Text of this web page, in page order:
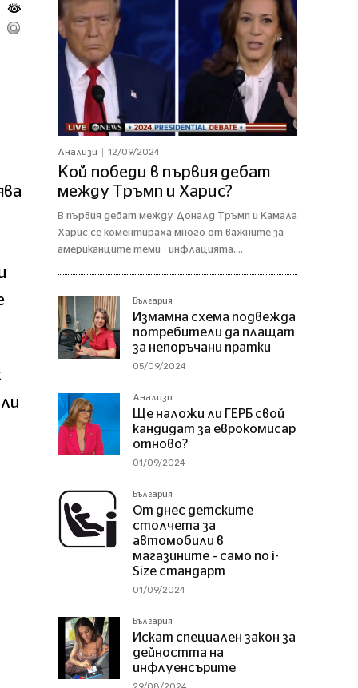
Анализи 12/09/2024
Кой победи в първия дебат
между Тръмп и Харис?
В първия дебат между Доналд Тръмп и Камала
Харис се коментираха много от важните за
американците теми - инфлацията,...
България
Измамна схема подвежда
потребители да плащат
за непоръчани пратки
05/09/2024
Анализи
Ще наложи ли ГЕРБ свой
кандидат за еврокомисар
отново?
01/09/2024
България
От днес детските
столчета за
автомобили в
магазините – само по i-
Size стандарт
01/09/2024
България
Искат специален закон за
дейността на
инфлуенсърите